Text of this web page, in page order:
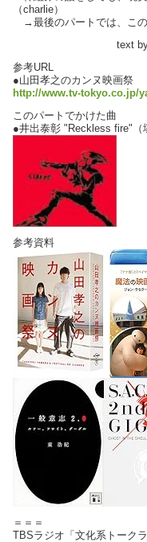
（charlie）
→最後のパートでは、こ
text by Life助
参考URL
●山田孝之のカンヌ映画祭
http://www.tv-tokyo.co.jp/
このパートでかけた曲
●井出泰彰 "Reckless fire"（
参考資料
＝＝＝
TBSラジオ「文化系トーク